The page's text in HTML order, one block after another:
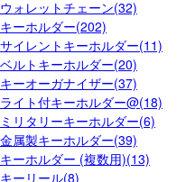
ウォレットチェーン(32)
キーホルダー(202)
サイレントキーホルダー(11)
ベルトキーホルダー(20)
キーオーガナイザー(37)
ライト付キーホルダー@(18)
ミリタリーキーホルダー(6)
金属製キーホルダー(39)
キーホルダー (複数用)(13)
キーリール(8)